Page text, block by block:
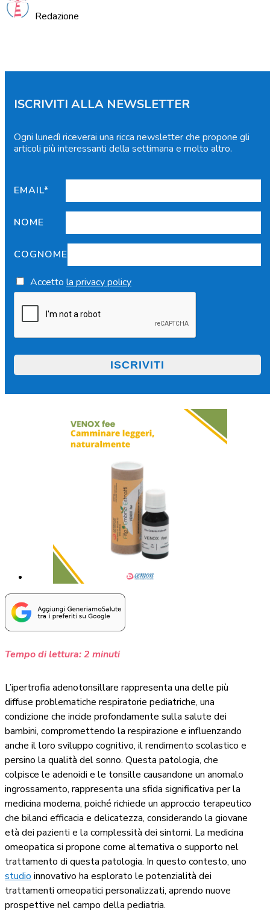
Redazione
ISCRIVITI ALLA NEWSLETTER
Ogni lunedì riceverai una ricca newsletter che propone gli
articoli più interessanti della settimana e molto altro.
EMAIL*
NOME
COGNOME
Accetto la privacy policy
Tempo di lettura:2 minuti
L’ipertrofia adenotonsillare rappresenta una delle più
diffuse problematiche respiratorie pediatriche, una
condizione che incide profondamente sulla salute dei
bambini, compromettendo la respirazione e influenzando
anche il loro sviluppo cognitivo, il rendimento scolastico e
persino la qualità del sonno. Questa patologia, che
colpisce le adenoidi e le tonsille causandone un anomalo
ingrossamento, rappresenta una sfida significativa per la
medicina moderna, poiché richiede un approccio terapeutico
che bilanci efficacia e delicatezza, considerando la giovane
età dei pazienti e la complessità dei sintomi. La medicina
omeopatica si propone come alternativa o supporto nel
trattamento di questa patologia. In questo contesto, uno
studio innovativo ha esplorato le potenzialità dei
trattamenti omeopatici personalizzati, aprendo nuove
prospettive nel campo della pediatria.